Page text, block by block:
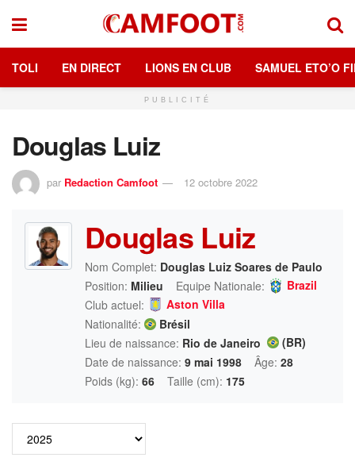
TOLI EN DIRECT LIONS EN CLUB SAMUEL ETO’O
PUBLICITÉ
Douglas Luiz
par Redaction Camfoot 12 octobre 2022
Douglas Luiz
Nom Complet: Douglas Luiz Soares de Paulo
Position: Milieu Equipe Nationale:
Brazil
Club actuel:
Aston Villa
Nationalité:
Brésil
Lieu de naissance: Rio de Janeiro
(BR)
Date de naissance: 9 mai 1998 Âge: 28
Poids (kg): 66 Taille (cm): 175